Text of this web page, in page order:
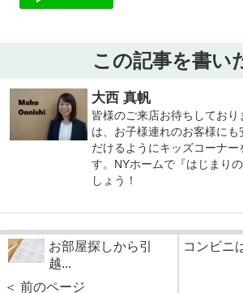
この記事を書い
大西 真帆
皆様のご来店お待ちしてお
は、お子様連れのお客様にも
だけるようにキッズコーナー
す。NYホームで『はじまり
しょう！
お部屋探しから引
越...
＜ 前のページ
コンビニ